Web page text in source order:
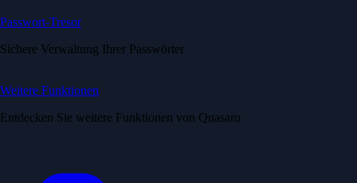
Passwort-Tresor
Sichere Verwaltung Ihrer Passwörter
Weitere Funktionen
Entdecken Sie weitere Funktionen von Quasaro